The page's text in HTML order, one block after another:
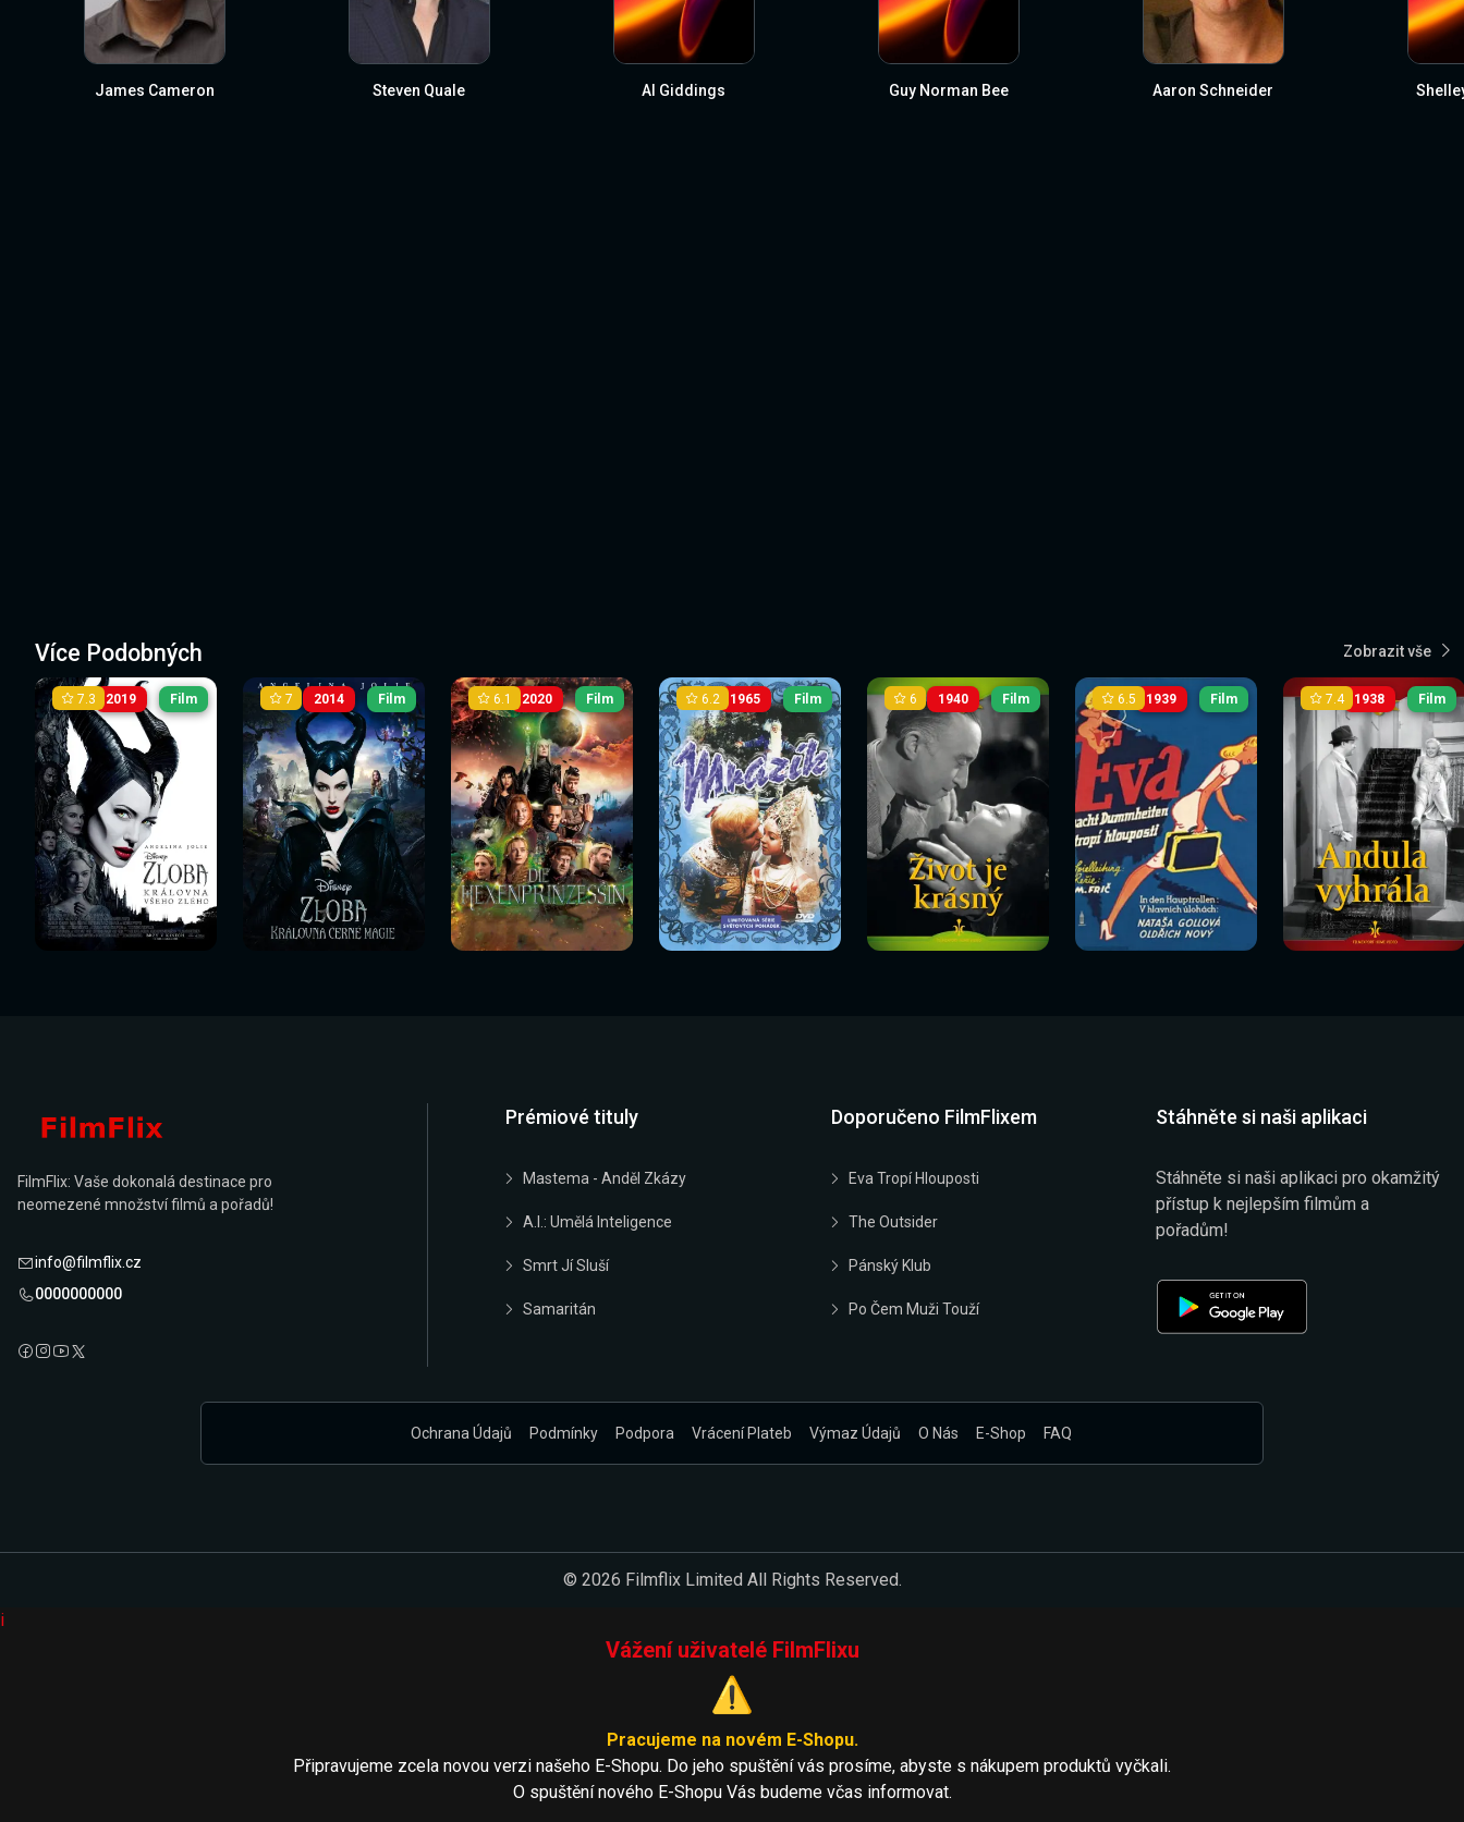
James Cameron Steven Quale Al Giddings Guy Norman Bee Aaron Schneider
Více Podobných Zobrazit vše
2019
Sledovat
nyní
7.3 Film
Sledovat nyní
2014
Sledovat
nyní
7 Film
Sledovat nyní
2020
Sledovat
nyní
6.1 Film
Sledovat nyní
1965
Sledovat
nyní
6.2 Film
Sledovat nyní
1940
Sledovat
nyní
6 Film
Sledovat nyní
1939
Sledovat
nyní
6.5 Film
Sledovat nyní
1938
Sledovat
nyní
7.4 Film
Sledovat nyní
FilmFlix: Vaše dokonalá destinace pro
neomezené množství filmů a pořadů!
info@filmflix.cz
0000000000
Prémiové tituly
Mastema - Anděl Zkázy
A.I.: Umělá Inteligence
Smrt Jí Sluší
Samaritán
Doporučeno FilmFlixem
Eva Tropí Hlouposti
The Outsider
Pánský Klub
Po Čem Muži Touží
Stáhněte si naši aplikaci
Stáhněte si naši aplikaci pro okamžitý
přístup k nejlepším filmům a
pořadům!
Ochrana Údajů Podmínky Podpora Vrácení Plateb Výmaz Údajů O Nás E-Shop FAQ
© 2026 Filmflix Limited All Rights Reserved.
i
Vážení uživatelé FilmFlixu
⚠️
Pracujeme na novém E-Shopu.
Připravujeme zcela novou verzi našeho E-Shopu. Do jeho spuštění vás prosíme, abyste s nákupem produktů vyčkali.
O spuštění nového E-Shopu Vás budeme včas informovat.